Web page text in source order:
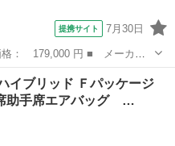
提携サイト 7月30日
■ グレード名： Ｇ ハイウ
ナビ ＴＶ バックカメラ エ
イブリッド Ｆパッケージ
助手席エアバッグ …